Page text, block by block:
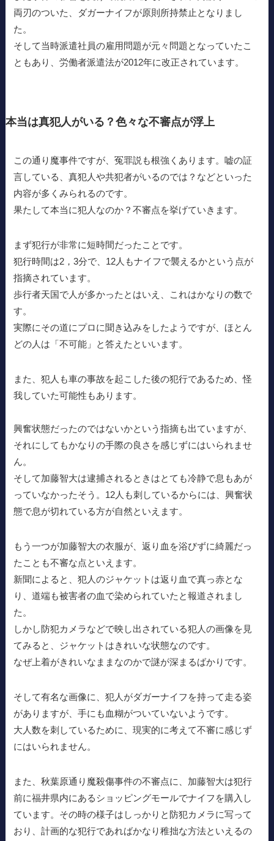
両刃のついた、ダガーナイフが原則所持禁止となりまし
た。
そして当時派遣社員の雇用問題が元々問題となっていたこ
ともあり、労働者派遣法が2012年に改正されています。
本当は真犯人がいる？色々な不審点が浮上
この通り魔事件ですが、冤罪説も根強くあります。嘘の証
言している、真犯人や共犯者がいるのでは？などといった
内容が多くみられるのです。
果たして本当に犯人なのか？不審点を挙げていきます。
まず犯行が非常に短時間だったことです。
犯行時間は2，3分で、12人もナイフで襲えるかという点が
指摘されています。
歩行者天国で人が多かったとはいえ、これはかなりの数で
す。
実際にその道にプロに聞き込みをしたようですが、ほとん
どの人は「不可能」と答えたといいます。
また、犯人も車の事故を起こした後の犯行であるため、怪
我していた可能性もあります。
興奮状態だったのではないかという指摘も出ていますが、
それにしてもかなりの手際の良さを感じずにはいられませ
ん。
そして加藤智大は逮捕されるときはとても冷静で息もあが
っていなかったそう。12人も刺しているからには、興奮状
態で息が切れている方が自然といえます。
もう一つが加藤智大の衣服が、返り血を浴びずに綺麗だっ
たことも不審な点といえます。
新聞によると、犯人のジャケットは返り血で真っ赤とな
り、道端も被害者の血で染められていたと報道されまし
た。
しかし防犯カメラなどで映し出されている犯人の画像を見
てみると、ジャケットはきれいな状態なのです。
なぜ上着がきれいなままなのかで謎が深まるばかりです。
そして有名な画像に、犯人がダガーナイフを持って走る姿
がありますが、手にも血糊がついていないようです。
大人数を刺しているために、現実的に考えて不審に感じず
にはいられません。
また、秋葉原通り魔殺傷事件の不審点に、加藤智大は犯行
前に福井県内にあるショッピングモールでナイフを購入し
ています。その時の様子はしっかりと防犯カメラに写って
おり、計画的な犯行であればかなり稚拙な方法といえるの